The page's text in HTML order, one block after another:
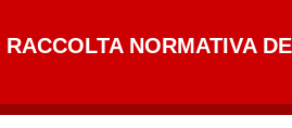
RACCOLTA NORMATIVA